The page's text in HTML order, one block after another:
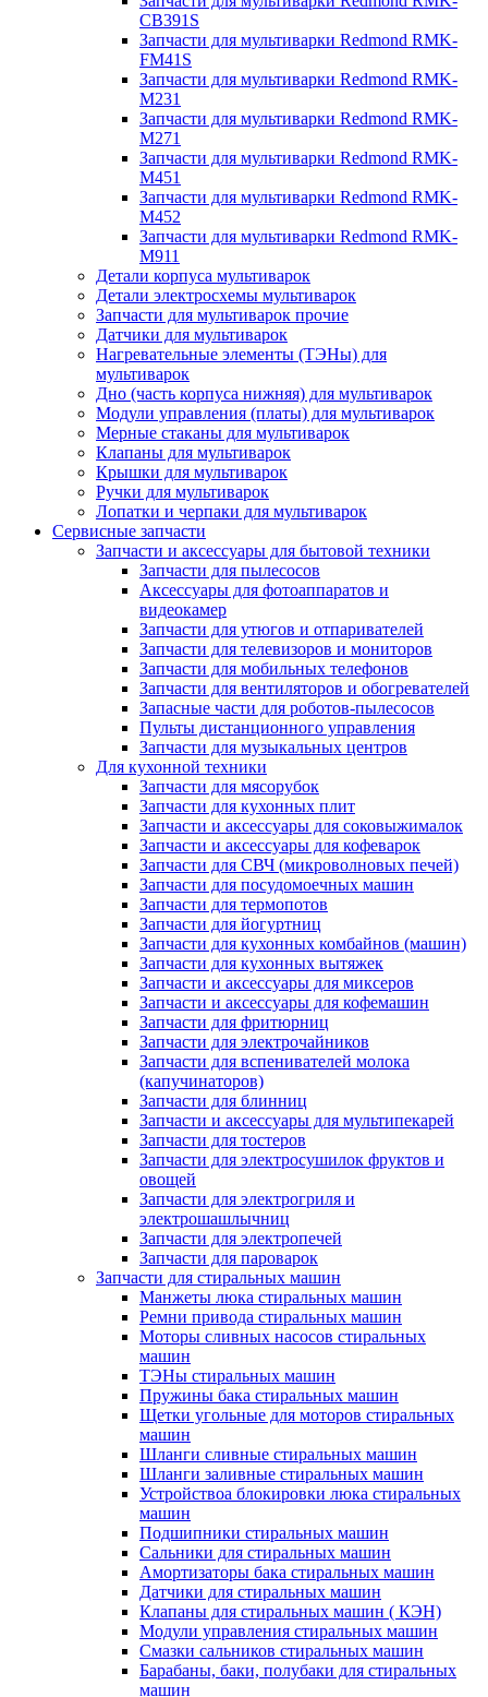
CB391S
Запчасти для мультиварки Redmond RMK-
FM41S
Запчасти для мультиварки Redmond RMK-
M231
Запчасти для мультиварки Redmond RMK-
M271
Запчасти для мультиварки Redmond RMK-
M451
Запчасти для мультиварки Redmond RMK-
M452
Запчасти для мультиварки Redmond RMK-
M911
Детали корпуса мультиварок
Детали электросхемы мультиварок
Запчасти для мультиварок прочие
Датчики для мультиварок
Нагревательные элементы (ТЭНы) для
мультиварок
Дно (часть корпуса нижняя) для мультиварок
Модули управления (платы) для мультиварок
Мерные стаканы для мультиварок
Клапаны для мультиварок
Крышки для мультиварок
Ручки для мультиварок
Лопатки и черпаки для мультиварок
Сервисные запчасти
Запчасти и аксессуары для бытовой техники
Запчасти для пылесосов
Аксессуары для фотоаппаратов и
видеокамер
Запчасти для утюгов и отпаривателей
Запчасти для телевизоров и мониторов
Запчасти для мобильных телефонов
Запчасти для вентиляторов и обогревателей
Запасные части для роботов-пылесосов
Пульты дистанционного управления
Запчасти для музыкальных центров
Для кухонной техники
Запчасти для мясорубок
Запчасти для кухонных плит
Запчасти и аксессуары для соковыжималок
Запчасти и аксессуары для кофеварок
Запчасти для СВЧ (микроволновых печей)
Запчасти для посудомоечных машин
Запчасти для термопотов
Запчасти для йогуртниц
Запчасти для кухонных комбайнов (машин)
Запчасти для кухонных вытяжек
Запчасти и аксессуары для миксеров
Запчасти и аксессуары для кофемашин
Запчасти для фритюрниц
Запчасти для электрочайников
Запчасти для вспенивателей молока
(капучинаторов)
Запчасти для блинниц
Запчасти и аксессуары для мультипекарей
Запчасти для тостеров
Запчасти для электросушилок фруктов и
овощей
Запчасти для электрогриля и
электрошашлычниц
Запчасти для электропечей
Запчасти для пароварок
Запчасти для стиральных машин
Манжеты люка стиральных машин
Ремни привода стиральных машин
Моторы сливных насосов стиральных
машин
ТЭНы стиральных машин
Пружины бака стиральных машин
Щетки угольные для моторов стиральных
машин
Шланги сливные стиральных машин
Шланги заливные стиральных машин
Устройствоа блокировки люка стиральных
машин
Подшипники стиральных машин
Сальники для стиральных машин
Амортизаторы бака стиральных машин
Датчики для стиральных машин
Клапаны для стиральных машин ( КЭН)
Модули управления стиральных машин
Смазки сальников стиральных машин
Барабаны, баки, полубаки для стиральных
машин